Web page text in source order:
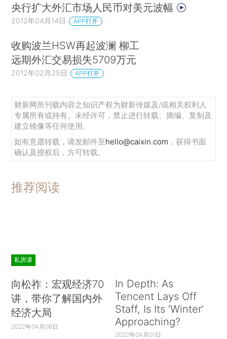
央行扩大外汇市场人民币对美元波幅
2012年04月14日 APP打开
收购波兰HSW再起波澜 柳工
远期外汇交易损失5709万元
2012年02月29日 APP打开
财新网所刊载内容之知识产权为财新传媒及/或相关权利人
专属所有或持有。未经许可，禁止进行转载、摘编、复制及
建立镜像等任何使用。
如有意愿转载，请发邮件至hello@caixin.com ，获得书面
确认及授权后，方可转载。
推荐阅读
私房课
向松祚：宏观经济70
讲，带你了解国内外
经济大局
2022年04月06日
In Depth: As
Tencent Lays Off
Staff, Is Its ‘Winter’
Approaching?
2022年04月01日